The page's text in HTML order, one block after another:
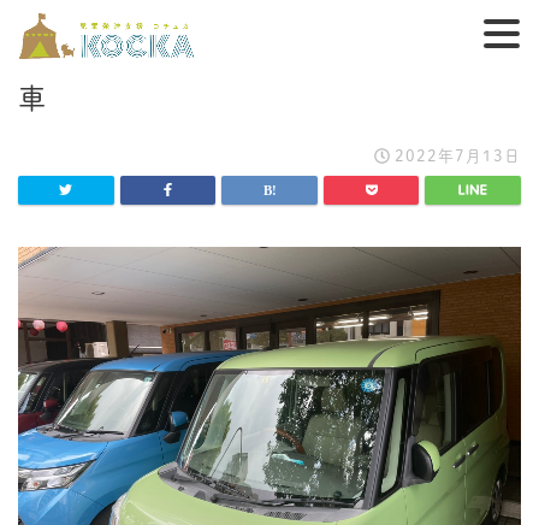
車
2022年7月13日